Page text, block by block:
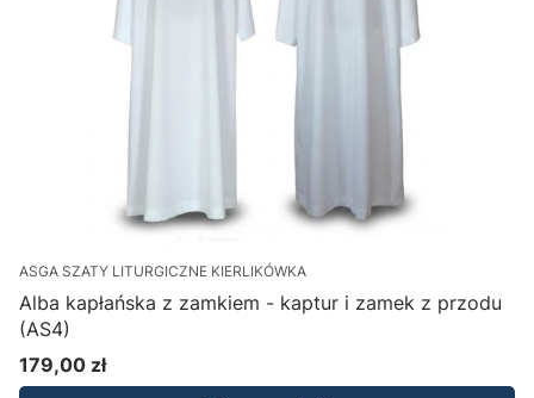
ASGA SZATY LITURGICZNE KIERLIKÓWKA
Alba kapłańska z zamkiem - kaptur i zamek z przodu
(AS4)
Cena
179,00 zł